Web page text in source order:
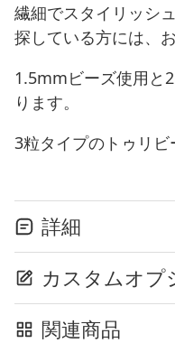
繊細でスタイリッシ
探している方には、
1.5mmビーズ使用と
ります。
3粒タイプのトゥリビ
詳細
カスタムオプ
関連商品